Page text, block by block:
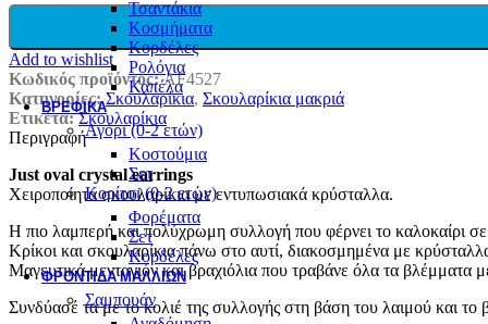
Τσαντάκια
Κοσμήματα
Κορδέλες
Ρολόγια
Καπέλα
ΒΡΕΦΙΚΆ
Αγόρι (0-2 ετών)
Κοστούμια
Σετ
Κορίτσι (0-2 ετών)
Φορέματα
Σετ
Κορδέλες
ΦΡΟΝΤΙΔΑ ΜΑΛΛΙΩΝ
Σαμπουάν
Add to wishlist
Κωδικός προϊόντος:AF4527
Κατηγορίες: Σκουλαρίκια, Σκουλαρίκια μακριά
Ετικέτα: Σκουλαρίκια
Περιγραφή
Just oval crystal earrings
Χειροποίητα σκουλαρίκια με εντυπωσιακά κρύσταλλα.
Η πιο λαμπερή και πολύχρωμη συλλογή που φέρνει το καλοκαίρι
Κρίκοι και σκουλαρίκια πάνω στο αυτί, διακοσμημένα με
Μαγευτικά μενταγιόν και βραχιόλια που τραβάνε όλα τα βλέμματα
Συνδύασέ τα με το κολιέ της συλλογής στη βάση του λαιμού και το